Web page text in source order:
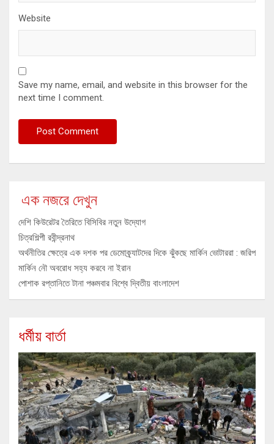
Website
Save my name, email, and website in this browser for the
next time I comment.
এক নজরে দেখুন
দেশি কিউরেটর তৈরিতে বিসিবির নতুন উদ্যোগ
চিত্রশিল্পী রবীন্দ্রনাথ
অর্থনীতির ক্ষেত্রে এক দশক পর ডেমোক্র্যাটদের দিকে ঝুঁকছে মার্কিন ভোটাররা : জরিপ
মার্কিন নৌ অবরোধ সহ্য করবে না ইরান
পোশাক রপ্তানিতে টানা পঞ্চমবার বিশ্বে দ্বিতীয় বাংলাদেশ
ধর্মীয় বার্তা